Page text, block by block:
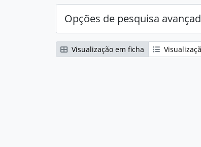
Opções de pesquisa
Visualização em ficha